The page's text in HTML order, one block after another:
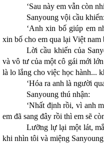
‘Sau này em vẫn còn
Sanyoung vội cầu khiến:
‘Anh xin bố giúp em
xin bố cho em qua lại Việt nam
Lời cầu khiến của
và vô tư của một cô gái mới
là lo lắng cho việc học hành...
‘Hóa ra anh là người
Sanyoung thú nhận:
‘Nhất định rồi, vì anh
em đã sang đây rồi thì em sẽ
Lưỡng lự lại một lát,
khi nhìn tôi và miệng